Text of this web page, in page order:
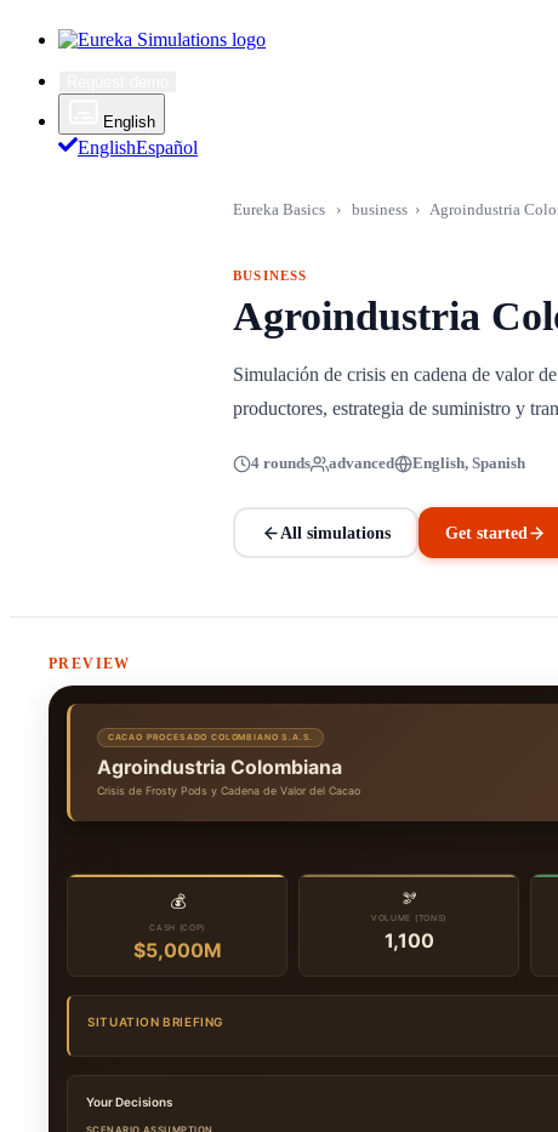
English
EnglishEspañol
Eureka Basics › business › Agroindustria
BUSINESS
Agroindustria
Simulación de crisis en cadena de valor
productores, estrategia de suministro y
4 rounds advanced English, Spanish
All simulations Get started
PREVIEW